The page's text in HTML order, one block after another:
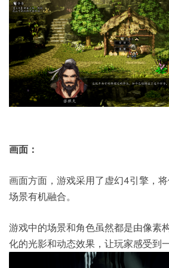
画面：
画面方面，游戏采用了虚幻4引擎，
场景有机融合。
游戏中的场景和角色虽然都是由像素
化的光影和动态效果，让玩家感受到